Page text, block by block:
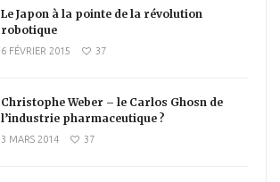
Le Japon à la pointe de la révolution
robotique
6 FÉVRIER 2015 37
Christophe Weber – le Carlos Ghosn de
l’industrie pharmaceutique ?
3 MARS 2014 37